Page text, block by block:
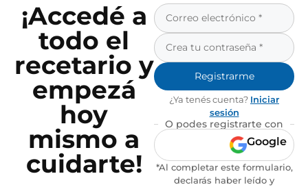
¡Accedé a
todo el
recetario y
empezá
hoy
mismo a
cuidarte!
Registrarme
¿Ya tenés cuenta? Iniciar
sesión
O podes registrarte con
Google
*Al completar este formulario,
declarás haber leído y